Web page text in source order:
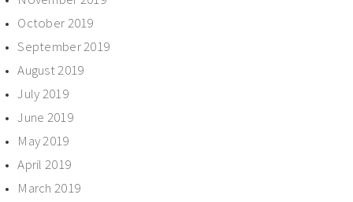
October 2019
September 2019
August 2019
July 2019
June 2019
May 2019
April 2019
March 2019